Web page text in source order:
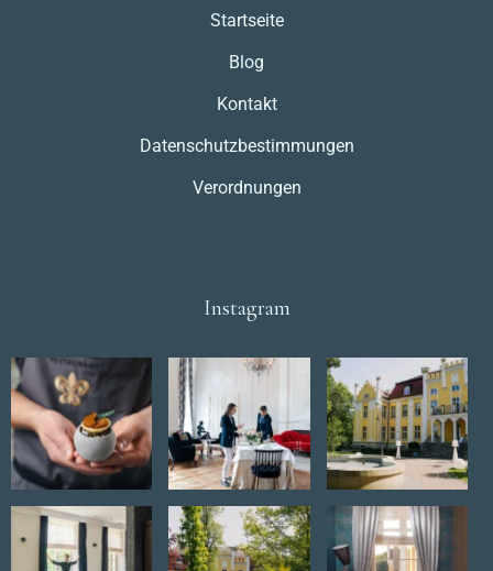
Startseite
Blog
Kontakt
Datenschutzbestimmungen
Verordnungen
Instagram